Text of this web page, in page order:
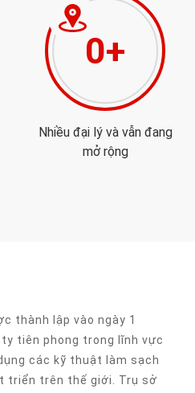
0+
Nhiều đại lý và vẫn đang
mở rộng
thành lập vào ngày 1
tiên phong trong lĩnh vực
các kỹ thuật làm sạch
triển trên thế giới. Trụ sở